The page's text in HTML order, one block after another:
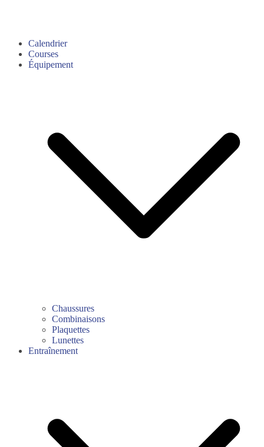
Calendrier
Courses
Équipement
Chaussures
Combinaisons
Plaquettes
Lunettes
Entraînement